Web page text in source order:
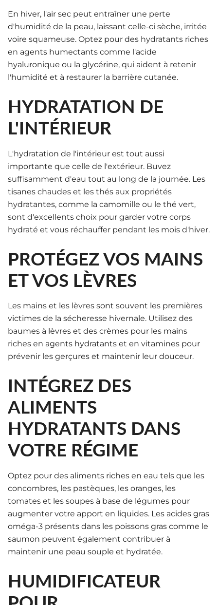
En hiver, l'air sec peut entraîner une perte
d'humidité de la peau, laissant celle-ci sèche, irritée
voire squameuse. Optez pour des hydratants riches
en agents humectants comme l'acide
hyaluronique ou la glycérine, qui aident à retenir
l'humidité et à restaurer la barrière cutanée.
HYDRATATION DE
L'INTÉRIEUR
L'hydratation de l'intérieur est tout aussi
importante que celle de l'extérieur. Buvez
suffisamment d'eau tout au long de la journée. Les
tisanes chaudes et les thés aux propriétés
hydratantes, comme la camomille ou le thé vert,
sont d'excellents choix pour garder votre corps
hydraté et vous réchauffer pendant les mois d'hiver.
PROTÉGEZ VOS MAINS
ET VOS LÈVRES
Les mains et les lèvres sont souvent les premières
victimes de la sécheresse hivernale. Utilisez des
baumes à lèvres et des crèmes pour les mains
riches en agents hydratants et en vitamines pour
prévenir les gerçures et maintenir leur douceur.
INTÉGREZ DES
ALIMENTS
HYDRATANTS DANS
VOTRE RÉGIME
Optez pour des aliments riches en eau tels que les
concombres, les pastèques, les oranges, les
tomates et les soupes à base de légumes pour
augmenter votre apport en liquides. Les acides gras
oméga-3 présents dans les poissons gras comme le
saumon peuvent également contribuer à
maintenir une peau souple et hydratée.
HUMIDIFICATEUR